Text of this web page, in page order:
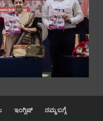
ಇಂಗ್ಲಿಷ್ ನಮ್ಮ ಬಗ್ಗೆ